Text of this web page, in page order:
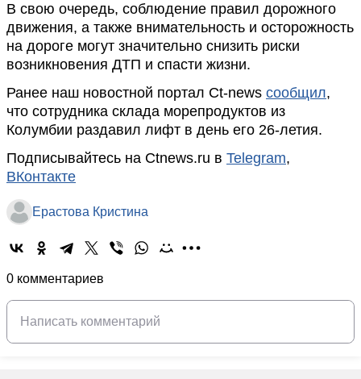
В свою очередь, соблюдение правил дорожного
движения, а также внимательность и осторожность
на дороге могут значительно снизить риски
возникновения ДТП и спасти жизни.
Ранее наш новостной портал Ct-news сообщил,
что сотрудника склада морепродуктов из
Колумбии раздавил лифт в день его 26-летия.
Подписывайтесь на Ctnews.ru в Telegram,
ВКонтакте
Ерастова Кристина
0 комментариев